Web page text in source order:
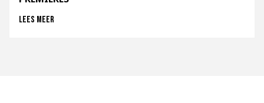
Lees meer